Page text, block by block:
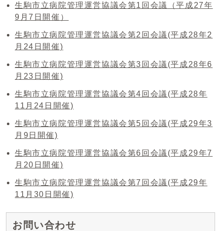
生駒市立病院管理運営協議会第1回会議（平成27年
9月7日開催）
生駒市立病院管理運営協議会第2回会議(平成28年2
月24日開催)
生駒市立病院管理運営協議会第3回会議(平成28年6
月23日開催)
生駒市立病院管理運営協議会第4回会議(平成28年
11月24日開催)
生駒市立病院管理運営協議会第5回会議(平成29年3
月9日開催)
生駒市立病院管理運営協議会第6回会議(平成29年7
月20日開催)
生駒市立病院管理運営協議会第7回会議(平成29年
11月30日開催)
お問い合わせ